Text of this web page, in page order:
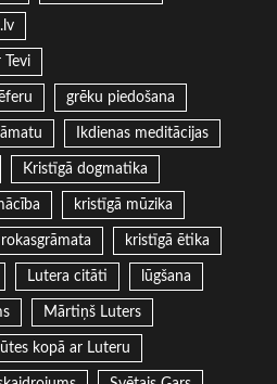
Tevi
grēku piedošana
Ikdienas meditācijas
Kristīgā dogmatika
kristīgā mūzika
kristīgā ētika
Lutera citāti lūgšana
Mārtiņš Luters
kopā ar Luteru